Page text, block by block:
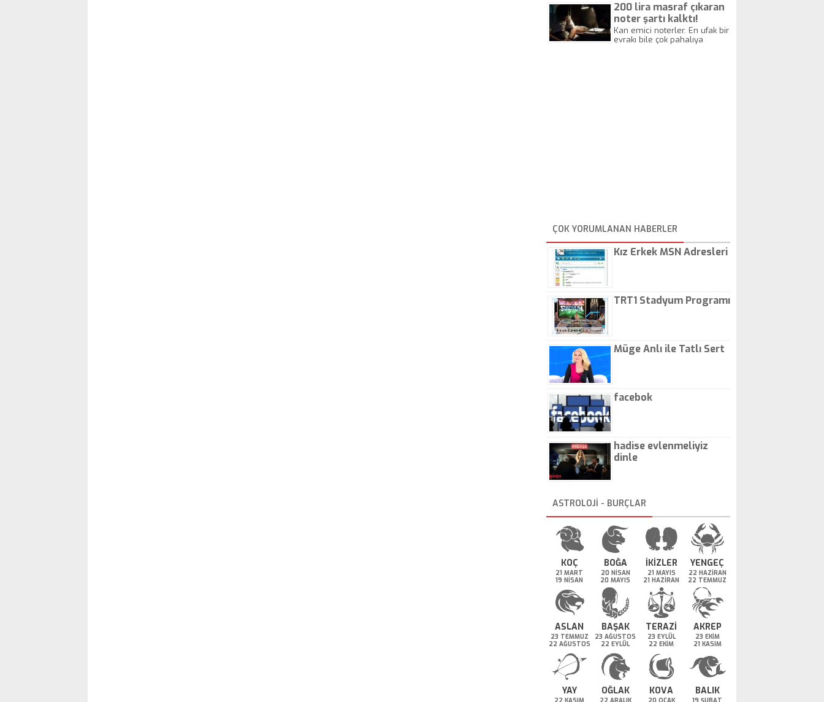
200 lira masraf çıkaran
noter şartı kalktı!
Kan emici noterler. En ufak bir
evrakı bile çok pahalıya
ÇOK YORUMLANAN HABERLER
Kız Erkek MSN Adresleri
TRT1 Stadyum Programı
Müge Anlı ile Tatlı Sert
facebok
hadise evlenmeliyiz
dinle
ASTROLOJİ - BURÇLAR
KOÇ
21 MART
19 NİSAN
BOĞA
20 NİSAN
20 MAYIS
İKİZLER
21 MAYIS
21 HAZİRAN
YENGEÇ
22 HAZİRAN
22 TEMMUZ
ASLAN
23 TEMMUZ
22 AĞUSTOS
BAŞAK
23 AĞUSTOS
22 EYLÜL
TERAZİ
23 EYLÜL
22 EKİM
AKREP
23 EKİM
21 KASIM
YAY OĞLAK KOVA BALIK